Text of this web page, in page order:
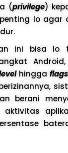
(privilege)
lo agar
ini bisa lo
hingga
berani
aktivitas